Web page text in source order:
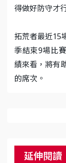
得做好防守才
拓荒者最近15
季結束9場比
績來看，將有
的席次。
延伸閱讀